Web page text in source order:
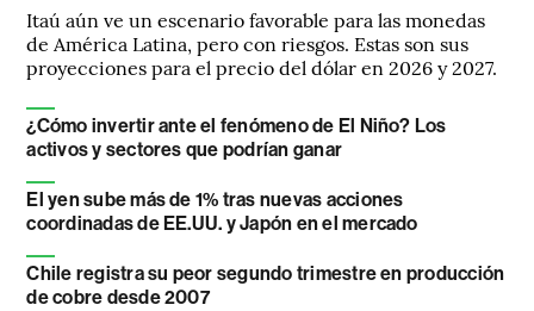
Itaú aún ve un escenario favorable para las monedas
de América Latina, pero con riesgos. Estas son sus
proyecciones para el precio del dólar en 2026 y 2027.
¿Cómo invertir ante el fenómeno de El Niño? Los
activos y sectores que podrían ganar
El yen sube más de 1% tras nuevas acciones
coordinadas de EE.UU. y Japón en el mercado
Chile registra su peor segundo trimestre en producción
de cobre desde 2007